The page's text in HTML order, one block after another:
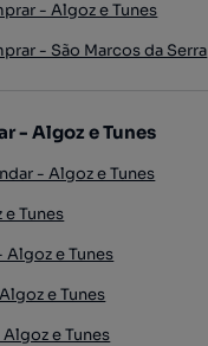
- Algoz e Tunes
- São Marcos da Serra
- Algoz e Tunes
- Algoz e Tunes
Tunes
Algoz e Tunes
e Tunes
e Tunes